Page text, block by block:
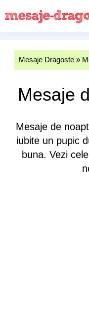
Mesaje Dragoste»
Mesaje
Mesaje de
iubite un pupic
buna. Vezi